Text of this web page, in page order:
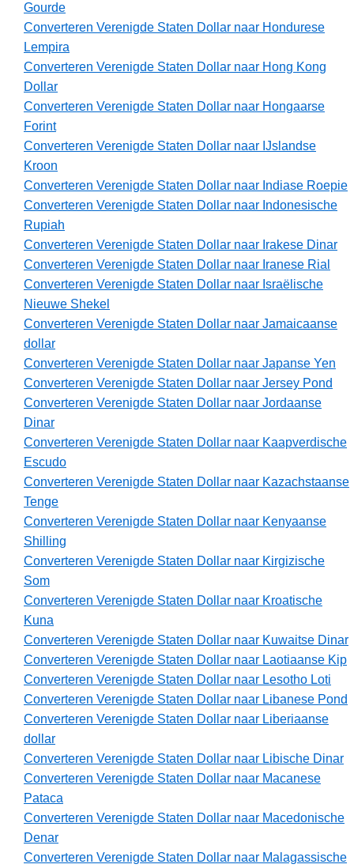
Gourde
Converteren Verenigde Staten Dollar naar Hondurese
Lempira
Converteren Verenigde Staten Dollar naar Hong Kong
Dollar
Converteren Verenigde Staten Dollar naar Hongaarse
Forint
Converteren Verenigde Staten Dollar naar IJslandse
Kroon
Converteren Verenigde Staten Dollar naar Indiase Roepie
Converteren Verenigde Staten Dollar naar Indonesische
Rupiah
Converteren Verenigde Staten Dollar naar Irakese Dinar
Converteren Verenigde Staten Dollar naar Iranese Rial
Converteren Verenigde Staten Dollar naar Israëlische
Nieuwe Shekel
Converteren Verenigde Staten Dollar naar Jamaicaanse
dollar
Converteren Verenigde Staten Dollar naar Japanse Yen
Converteren Verenigde Staten Dollar naar Jersey Pond
Converteren Verenigde Staten Dollar naar Jordaanse
Dinar
Converteren Verenigde Staten Dollar naar Kaapverdische
Escudo
Converteren Verenigde Staten Dollar naar Kazachstaanse
Tenge
Converteren Verenigde Staten Dollar naar Kenyaanse
Shilling
Converteren Verenigde Staten Dollar naar Kirgizische
Som
Converteren Verenigde Staten Dollar naar Kroatische
Kuna
Converteren Verenigde Staten Dollar naar Kuwaitse Dinar
Converteren Verenigde Staten Dollar naar Laotiaanse Kip
Converteren Verenigde Staten Dollar naar Lesotho Loti
Converteren Verenigde Staten Dollar naar Libanese Pond
Converteren Verenigde Staten Dollar naar Liberiaanse
dollar
Converteren Verenigde Staten Dollar naar Libische Dinar
Converteren Verenigde Staten Dollar naar Macanese
Pataca
Converteren Verenigde Staten Dollar naar Macedonische
Denar
Converteren Verenigde Staten Dollar naar Malagassische